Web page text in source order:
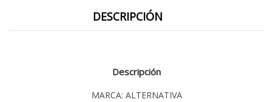
DESCRIPCIÓN
Descripción
MARCA: ALTERNATIVA